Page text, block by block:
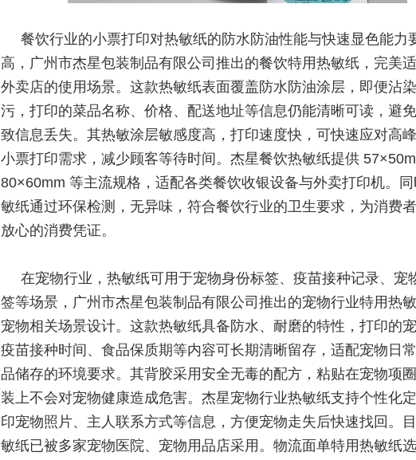
餐饮行业的小票打印对热敏纸的防水防油性能与快速显色能力
高，广州市杰星包装制品有限公司推出的餐饮特用热敏纸，完美
外卖店的使用场景。这款热敏纸表面覆盖防水防油涂层，即便沾
污，打印的菜品名称、价格、配送地址等信息仍能清晰可读，避
致信息丢失。其热敏涂层敏感度高，打印速度快，可快速应对高
小票打印需求，减少顾客等待时间。杰星餐饮热敏纸提供
80×60mm 等主流规格，适配各类餐饮收银设备与外卖打印机。
敏纸通过环保检测，无异味，符合餐饮行业的卫生要求，为消费
放心的消费凭证。
在宠物行业，热敏纸可用于宠物身份标签、疫苗接种记录、宠
签等场景，广州市杰星包装制品有限公司推出的宠物行业特用热
宠物相关场景设计。这款热敏纸具备防水、耐磨的特性，打印的
疫苗接种时间、食品保质期等内容可长期清晰留存，适配宠物日
品储存的环境要求。其背胶采用安全无毒的配方，粘贴在宠物项
装上不会对宠物健康造成危害。杰星宠物行业热敏纸支持个性化
印宠物照片、主人联系方式等信息，方便宠物走失后快速找回。
敏纸已被多家宠物医院、宠物用品店采用。物流面单特用热敏纸